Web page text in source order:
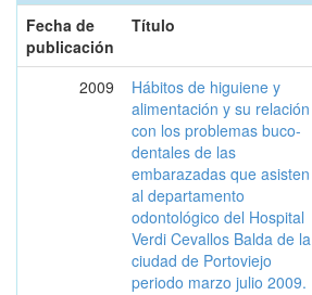
Fecha de
publicación
Título
2009
Hábitos de higuiene y
alimentación y su relación
con los problemas buco-
dentales de las
embarazadas que asisten
al departamento
odontológico del Hospital
Verdi Cevallos Balda de la
ciudad de Portoviejo
periodo marzo julio 2009.